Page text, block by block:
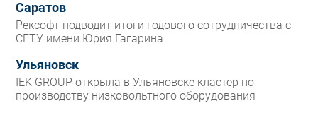
Саратов
Рексофт подводит итоги годового сотрудничества с
СГТУ имени Юрия Гагарина
Ульяновск
IEK GROUP открыла в Ульяновске кластер по
производству низковольтного оборудования